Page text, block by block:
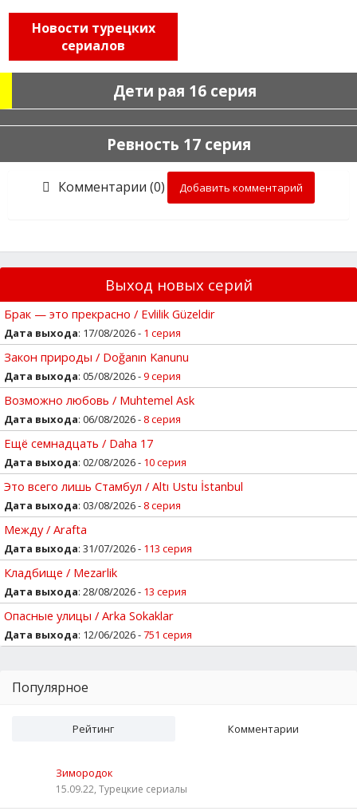
Новости турецких
сериалов
Дети рая 16 серия
Ревность 17 серия
Комментарии (0) Добавить комментарий
Выход новых серий
Брак — это прекрасно / Evlilik Güzeldir
Дата выхода: 17/08/2026 - 1 серия
Закон природы / Doğanın Kanunu
Дата выхода: 05/08/2026 -9 серия
Возможно любовь / Muhtemel Ask
Дата выхода: 06/08/2026 - 8 серия
Ещё семнадцать / Daha 17
Дата выхода: 02/08/2026 - 10 серия
Это всего лишь Стамбул / Altı Ustu İstanbul
Дата выхода: 03/08/2026 - 8 серия
Между / Arafta
Дата выхода: 31/07/2026 - 113 серия
Кладбище / Mezarlik
Дата выхода: 28/08/2026 - 13 серия
Опасные улицы / Arka Sokaklar
Дата выхода: 12/06/2026 -751 серия
Популярное
Рейтинг Комментарии
Зимородок
15.09.22, Турецкие сериалы